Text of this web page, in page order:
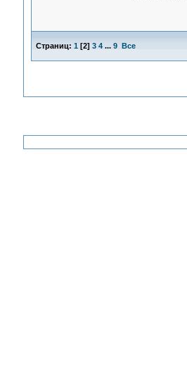
Страниц: 1 [2] 3 4 ... 9 Все